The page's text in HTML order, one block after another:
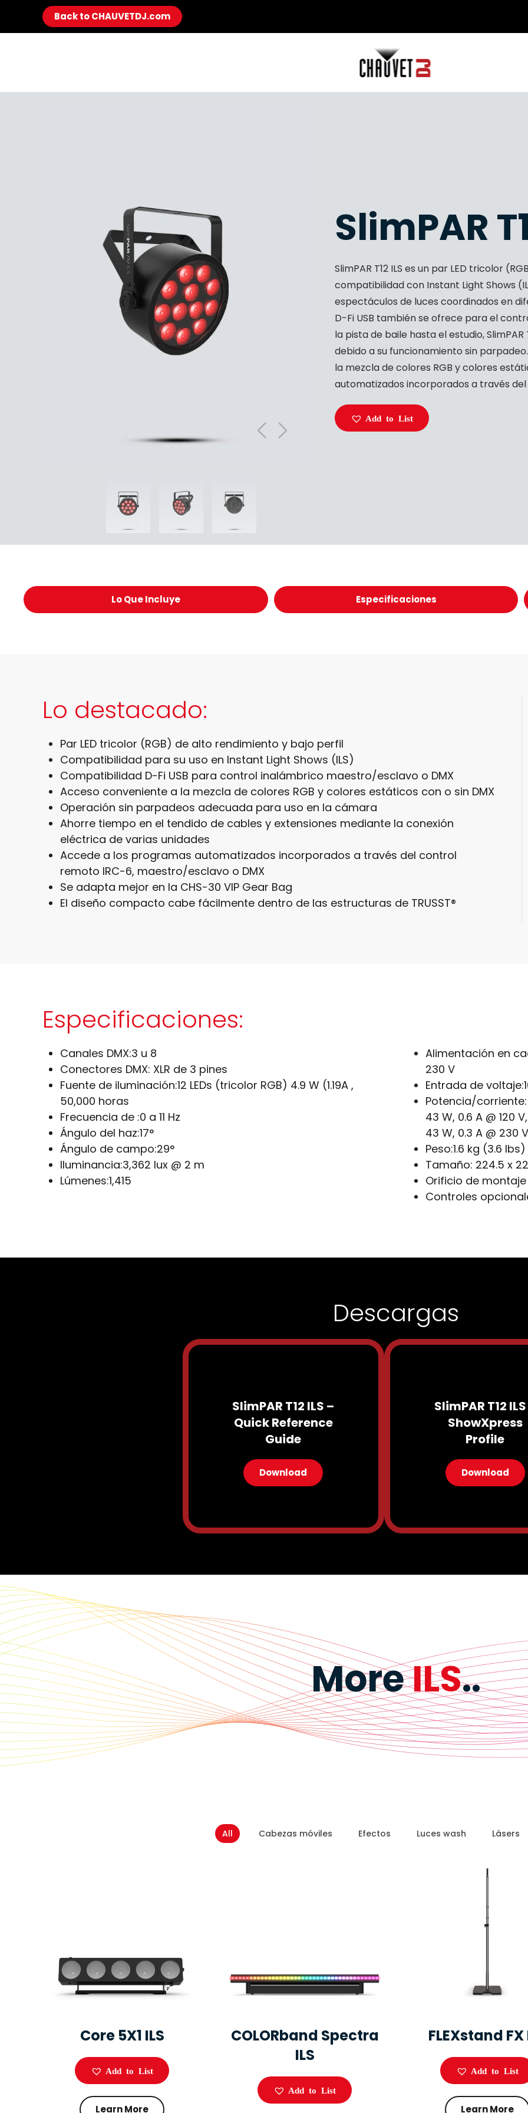
Skip to main content
Back to CHAUVETDJ.com
SlimPAR
SlimPAR T12 ILS es un par LED tricolor
compatibilidad con Instant Light Shows
espectáculos de luces coordinados en
D-Fi USB también se ofrece para el
la pista de baile hasta el estudio,
debido a su funcionamiento sin
la mezcla de colores RGB y colores
automatizados incorporados a través
Add to List
Lo Que Incluye Especificaciones
Lo destacado:
Par LED tricolor (RGB) de alto rendimiento y bajo perfil
Compatibilidad para su uso en Instant Light Shows (ILS)
Compatibilidad D-Fi USB para control inalámbrico maestro/esclavo o DMX
Acceso conveniente a la mezcla de colores RGB y colores estáticos con o sin DMX
Operación sin parpadeos adecuada para uso en la cámara
Ahorre tiempo en el tendido de cables y extensiones mediante la conexión
eléctrica de varias unidades
Accede a los programas automatizados incorporados a través del control
remoto IRC-6, maestro/esclavo o DMX
Se adapta mejor en la CHS-30 VIP Gear Bag
El diseño compacto cabe fácilmente dentro de las estructuras de TRUSST®
Especificaciones:
Canales DMX:3 u 8
Conectores DMX: XLR de 3 pines
Fuente de iluminación:12 LEDs (tricolor RGB) 4.9 W (1.19A ,
50,000 horas
Frecuencia de :0 a 11 Hz
Ángulo del haz:17°
Ángulo de campo:29°
Iluminancia:3,362 lux @ 2 m
Lúmenes:1,415
Alimentación en
230 V
Entrada de voltaje:
Potencia/corriente:
43 W, 0.6 A @ 120
43 W, 0.3 A @ 230
Peso:1.6 kg (3.6 lbs)
Tamaño: 224.5 x
Orificio de
Controles
Descargas
SlimPAR T12 ILS –
Quick Reference
Guide
Download
SlimPAR T12
ShowXpress
Profile
Download
MoreILS..
All Cabezas móviles Efectos Luces wash Lásers
Core 5X1 ILS
Add to List
Learn More
COLORband Spectra
ILS
Add to List
FLEXstand FX
Add to List
Learn More